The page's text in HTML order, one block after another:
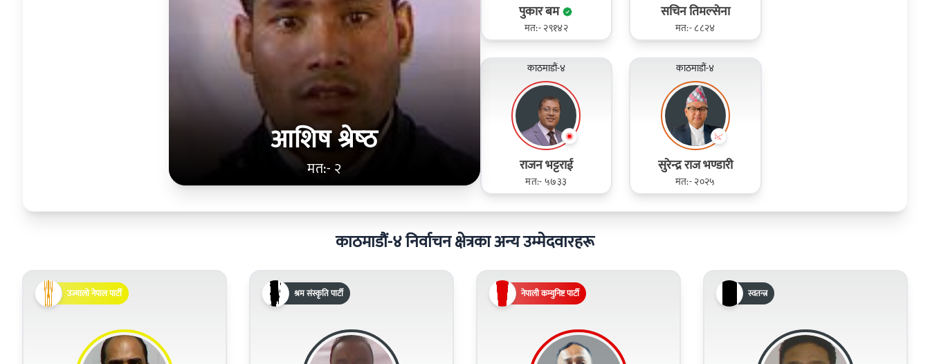
आशिष श्रेष्‍ठ
मत:- २
पुकार बम
मत:- २९१४२
सचिन तिमल्सेना
मत:- ८८२४
काठमाडौं-४
राजन भट्टराई
मत:- ५७३३
काठमाडौं-४
सुरेन्द्र राज भण्डारी
मत:- २०२५
काठमाडौं-४ निर्वाचन क्षेत्रका अन्य उम्मेदवारहरू
उज्यालो नेपाल पार्टी श्रम संस्कृति पार्टी नेपाली कम्युनिष्ट पार्टी स्वतन्त्र